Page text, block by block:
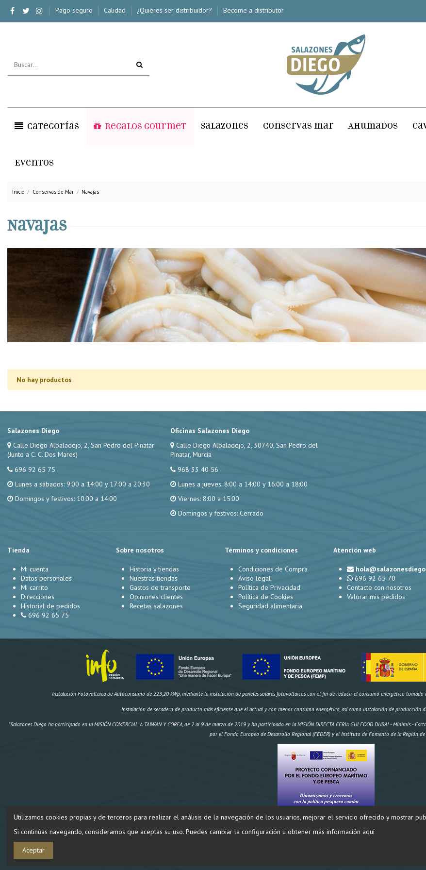
Pago seguro Calidad ¿Quieres ser distribuidor? Become a distributor
Categorías Regalos Gourmet Salazones Conservas mar Ahumados
Eventos
Inicio Conservas de Mar Navajas
Navajas
No hay productos
Salazones Diego
Calle Diego Albaladejo, 2, San Pedro del Pinatar
(Junto a C. C. Dos Mares)
696 92 65 75
Lunes a sábados: 9:00 a 14:00 y 17:00 a 20:30
Domingos y festivos: 10:00 a 14:00
Oficinas Salazones Diego
Calle Diego Albaladejo, 2, 30740, San Pedro del
Pinatar, Murcia
968 33 40 56
Lunes a jueves: 8:00 a 14:00 y 16:00 a 18:00
Viernes: 8:00 a 15:00
Domingos y festivos: Cerrado
Tienda
Mi cuenta
Datos personales
Mi carrito
Direcciones
Historial de pedidos
696 92 65 75
Sobre nosotros
Historia y tiendas
Nuestras tiendas
Gastos de transporte
Opiniones clientes
Recetas salazones
Términos y condiciones
Condiciones de Compra
Aviso legal
Política de Privacidad
Política de Cookies
Seguridad alimentaria
Atención web
696 92 65 70
Contacte con nosotros
Valorar mis pedidos
Instalación Fotovoltaica de Autoconsumo de 223,20 kWp, mediante la instalación de paneles solares fotovoltaicos con el fin de reducir el consumo energético
Instalación de secadero de producto más eficiente que el actual y con menor consumo energético, así como instalación de producción
"Salazones Diego ha participado en la MISIÓN COMERCIAL A TAIWAN Y COREA, de 2 al 9 de marzo de 2019 y ha participado en la MISIÓN DIRECTA FERIA GULFOOD DUBAI - Mínimis -
por el Fondo Europeo de Desarrollo Regional (FEDER) y el Instituto de Fomento de la Región de
Inversión: 174.970,18 € FEMP 58.695,96€ CARM 19.564,99€ Total
Utilizamos cookies propias y de terceros para realizar el análisis de la navegación de los usuarios, mejorar el servicio ofrecido y mostrar
Si continúas navegando, consideramos que aceptas su uso. Puedes cambiar la configuración u obtener más información aquí
Aceptar